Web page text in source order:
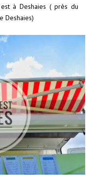
à Deshaies ( près du
Deshaies)